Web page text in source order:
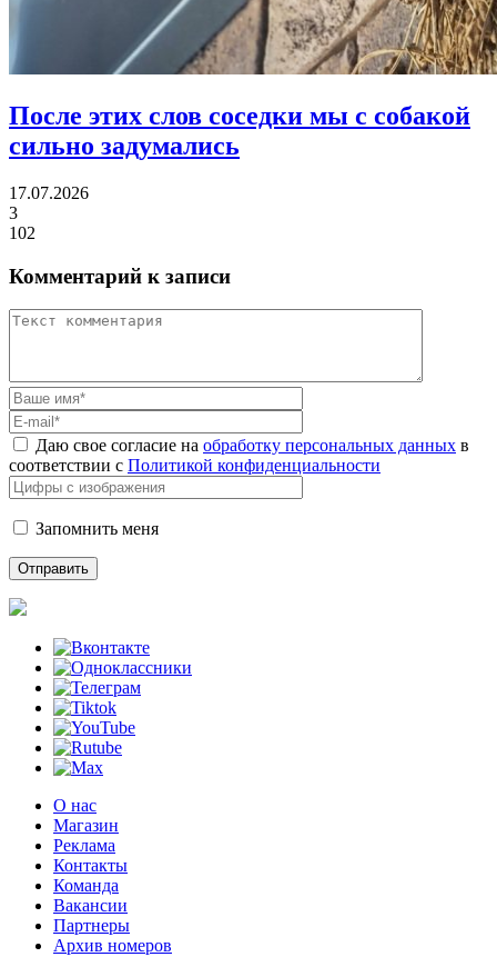
После этих слов соседки мы с собакой
сильно задумались
17.07.2026
3
102
Комментарий к записи
Даю свое согласие на обработку персональных данных в
соответствии с Политикой конфиденциальности
Запомнить меня
О нас
Магазин
Реклама
Контакты
Команда
Вакансии
Партнеры
Архив номеров